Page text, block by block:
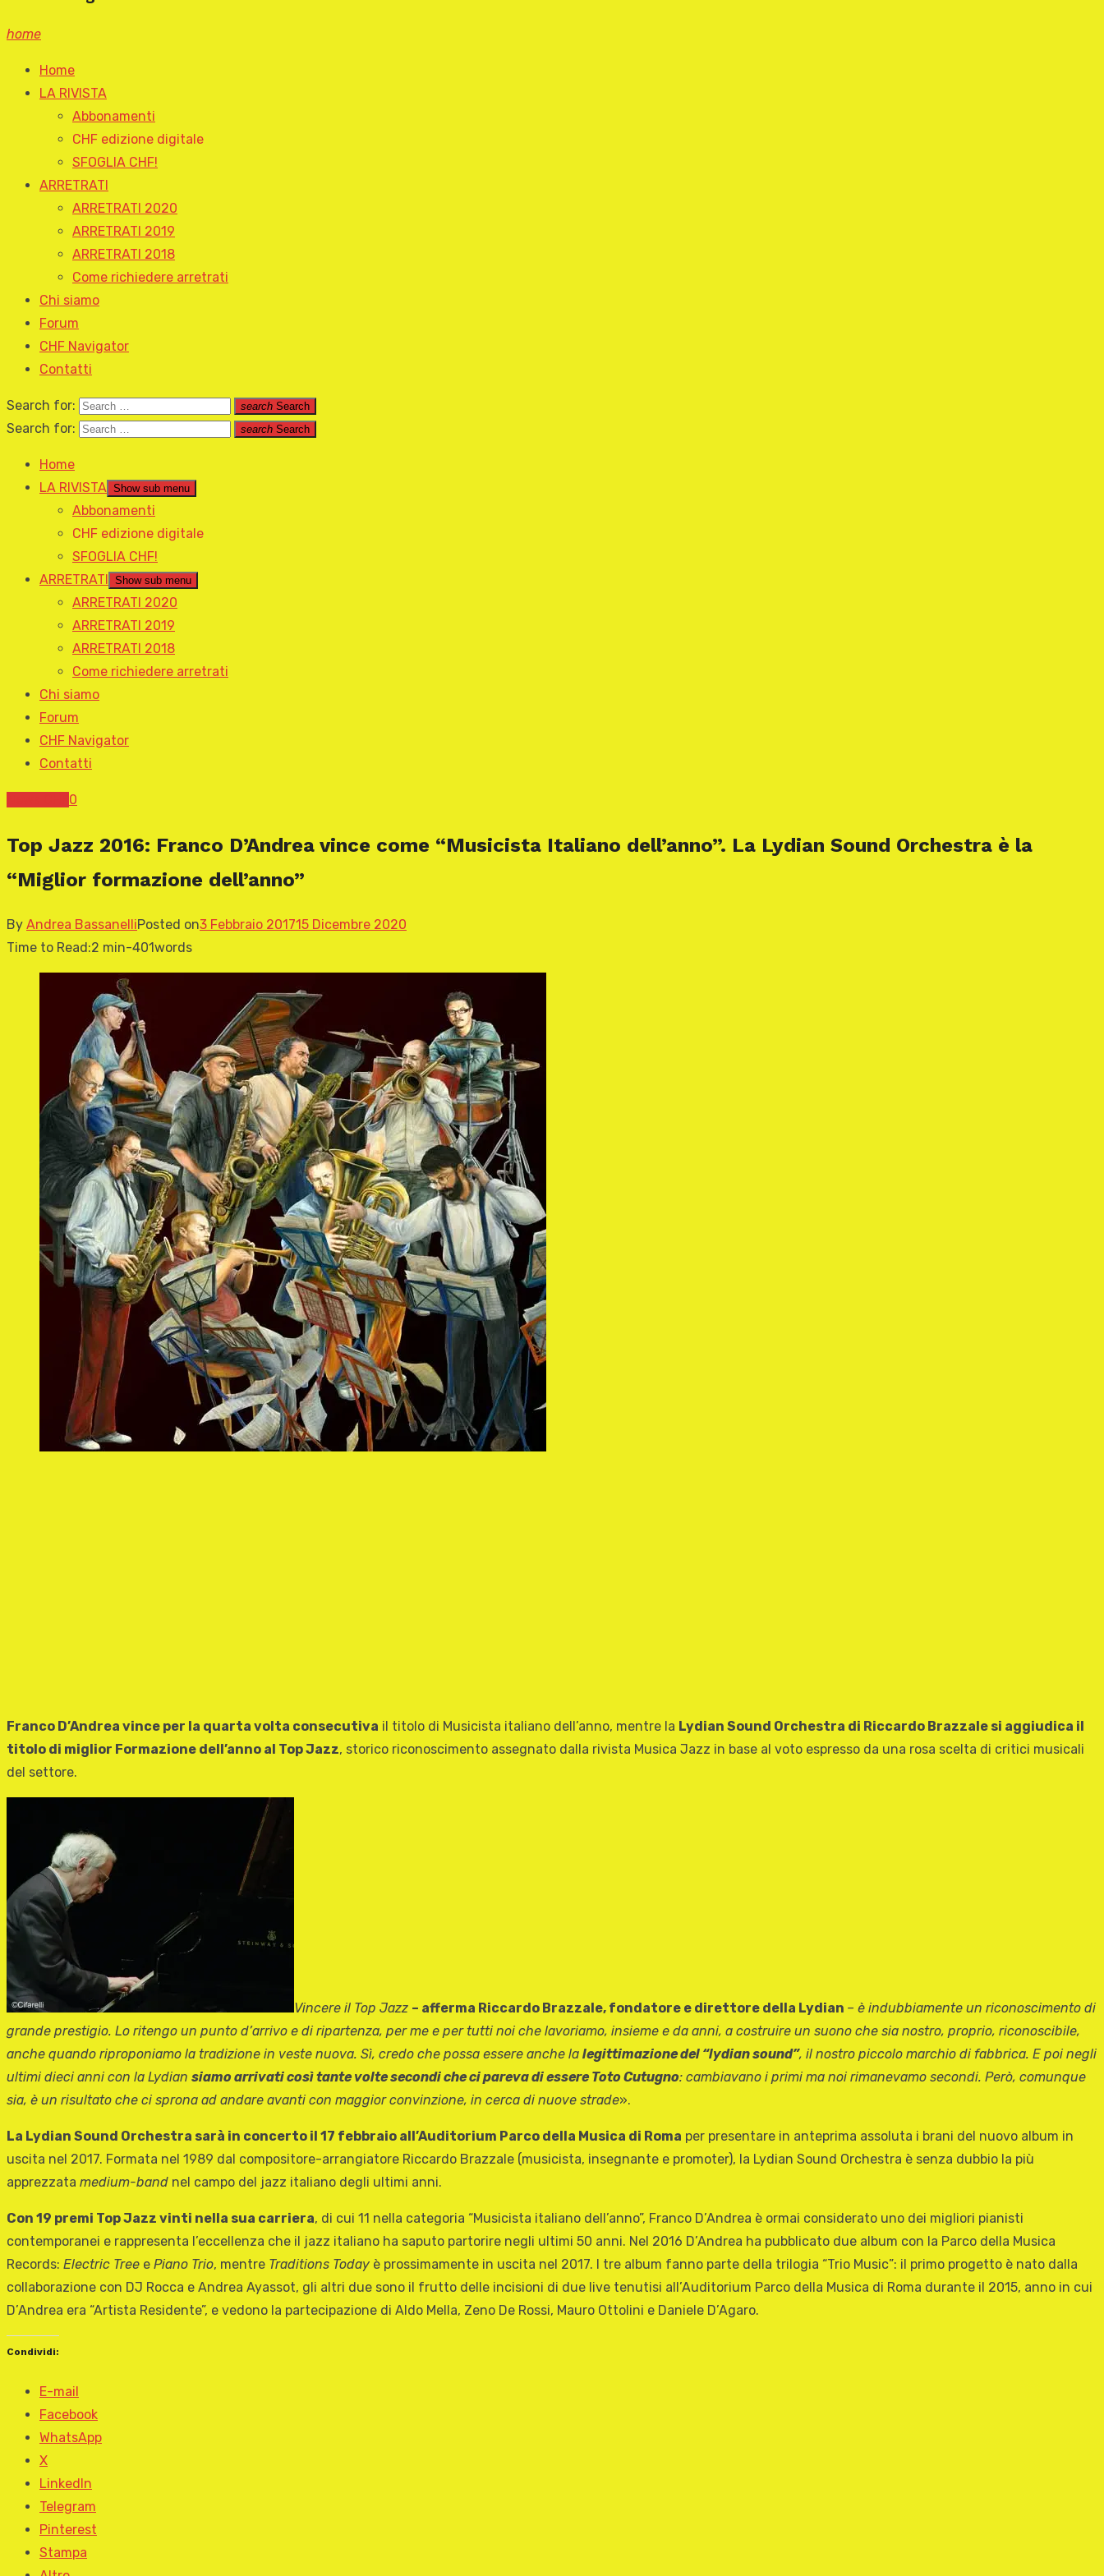
home
Home
LA RIVISTA
Abbonamenti
CHF edizione digitale
SFOGLIA CHF!
ARRETRATI
ARRETRATI 2020
ARRETRATI 2019
ARRETRATI 2018
Come richiedere arretrati
Chi siamo
Forum
CHF Navigator
Contatti
Search for: search Search
Search for: search Search
Home
LA RIVISTA Show sub menu
Abbonamenti
CHF edizione digitale
SFOGLIA CHF!
ARRETRATI
Show sub menu
ARRETRATI 2020
ARRETRATI 2019
ARRETRATI 2018
Come richiedere arretrati
Chi siamo
Forum
CHF Navigator
Contatti
0
Top Jazz 2016: Franco D’Andrea vince come “Musicista Italiano dell’anno”. La Lydian Sound Orchestra è la
“Miglior formazione dell’anno”
By Andrea BassanelliPosted on3 Febbraio 201715 Dicembre 2020
Time to Read:2 min-401words
Franco D’Andrea vince per la quarta volta consecutiva il titolo di Musicista italiano dell’anno, mentre la Lydian Sound Orchestra di Riccardo Brazzale si aggiudica il
titolo di miglior Formazione dell’anno al Top Jazz, storico riconoscimento assegnato dalla rivista Musica Jazz in base al voto espresso da una rosa scelta di critici musicali
del settore.
Vincere il Top Jazz – afferma Riccardo Brazzale, fondatore e direttore della Lydian – è indubbiamente un riconoscimento di
grande prestigio. Lo ritengo un punto d’arrivo e di ripartenza, per me e per tutti noi che lavoriamo, insieme e da anni, a costruire un suono che sia nostro, proprio, riconoscibile,
anche quando riproponiamo la tradizione in veste nuova. Sì, credo che possa essere anche la legittimazione del “lydian sound”, il nostro piccolo marchio di fabbrica. E poi negli
ultimi dieci anni con la Lydian siamo arrivati così tante volte secondi che ci pareva di essere Toto Cutugno: cambiavano i primi ma noi rimanevamo secondi. Però, comunque
sia, è un risultato che ci sprona ad andare avanti con maggior convinzione, in cerca di nuove strade».
La Lydian Sound Orchestra sarà in concerto il 17 febbraio all’Auditorium Parco della Musica di Roma per presentare in anteprima assoluta i brani del nuovo album in
uscita nel 2017. Formata nel 1989 dal compositore-arrangiatore Riccardo Brazzale (musicista, insegnante e promoter), la Lydian Sound Orchestra è senza dubbio la più
apprezzata medium-band nel campo del jazz italiano degli ultimi anni.
Con 19 premi Top Jazz vinti nella sua carriera, di cui 11 nella categoria “Musicista italiano dell’anno”, Franco D’Andrea è ormai considerato uno dei migliori pianisti
contemporanei e rappresenta l’eccellenza che il jazz italiano ha saputo partorire negli ultimi 50 anni. Nel 2016 D’Andrea ha pubblicato due album con la Parco della Musica
Records: Electric Tree e Piano Trio, mentre Traditions Today è prossimamente in uscita nel 2017. I tre album fanno parte della trilogia “Trio Music”: il primo progetto è nato dalla
collaborazione con DJ Rocca e Andrea Ayassot, gli altri due sono il frutto delle incisioni di due live tenutisi all’Auditorium Parco della Musica di Roma durante il 2015, anno in cui
D’Andrea era “Artista Residente”, e vedono la partecipazione di Aldo Mella, Zeno De Rossi, Mauro Ottolini e Daniele D’Agaro.
Condividi:
E-mail
Facebook
WhatsApp
X
LinkedIn
Telegram
Pinterest
Stampa